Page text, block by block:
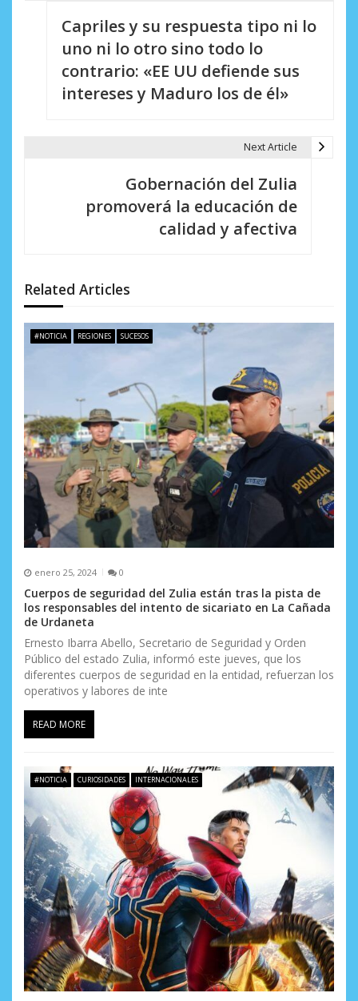
d
e
e
t
r
a
d
s
Capriles y su respuesta tipo ni lo
uno ni lo otro sino todo lo
contrario: «EE UU defiende sus
intereses y Maduro los de él»
Next Article
Gobernación del Zulia
promoverá la educación de
calidad y afectiva
Related Articles
#NOTICIA REGIONES SUCESOS
enero 25, 2024 0
Cuerpos de seguridad del Zulia están tras la pista de
los responsables del intento de sicariato en La Cañada
de Urdaneta
Ernesto Ibarra Abello, Secretario de Seguridad y Orden
Público del estado Zulia, informó este jueves, que los
diferentes cuerpos de seguridad en la entidad, refuerzan los
operativos y labores de inte
READ MORE
#NOTICIA CURIOSIDADES INTERNACIONALES